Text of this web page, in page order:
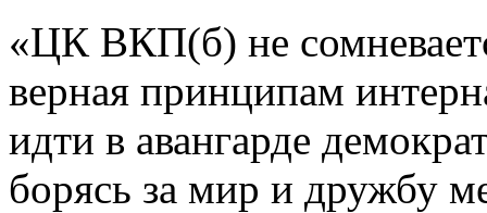
«ЦК ВКП(б) не
верная принципам
идти в авангарде
борясь за мир и дружбу